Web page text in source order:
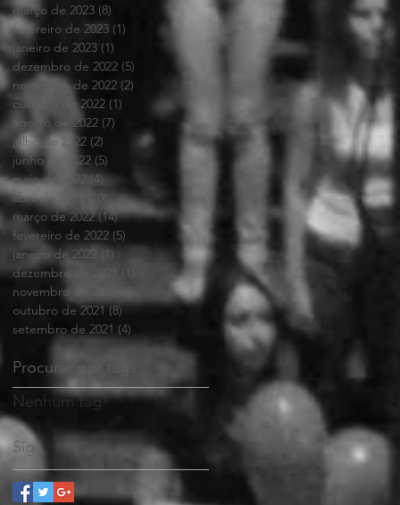
março de 2023 (8)
fevereiro de 2023 (1)
janeiro de 2023 (1)
dezembro de 2022 (5)
novembro de 2022 (2)
outubro de 2022 (1)
agosto de 2022 (7)
julho de 2022 (2) 2 posts
junho de 2022 (5)
maio de 2022 (4)4 posts
abril de 2022
(10)10 posts
março de 2022 (14)14 posts
fevereiro de 2022 (5)
janeiro de 2022
(1)
dezembro de 2021
(1)
novembro de 2021
(4)
4 posts
outubro de 2021 (8)8 posts
setembro de 2021 (4)
Procurar por tags
Nenhum tag.
Siga